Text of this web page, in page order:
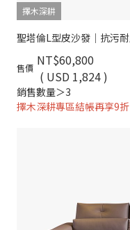
擇木深耕
售價 NT$60,800
( USD 1,824 )
銷售數量＞3
擇木深耕專區結帳再享9折